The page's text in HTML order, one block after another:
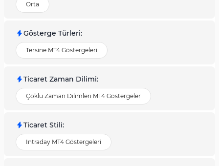
Orta
Gösterge Türleri:
Tersine MT4 Göstergeleri
Ticaret Zaman Dilimi:
Çoklu Zaman Dilimleri MT4 Göstergeler
Ticaret Stili:
Intraday MT4 Göstergeleri